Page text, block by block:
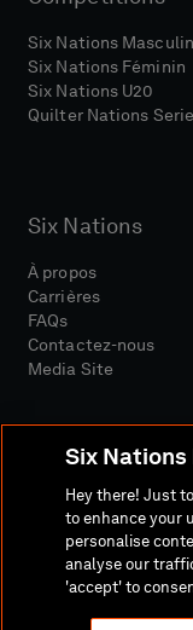
Six Nations Masculin
Six Nations Féminin
Six Nations U20
Quilter Nations
Six Nations
À propos
Carrières
FAQs
Contactez-nous
Media Site
Site Média
Politique De
Politique Sociale
Six Nations
Hey there! Just
to enhance your
personalise
analyse our
'accept' to